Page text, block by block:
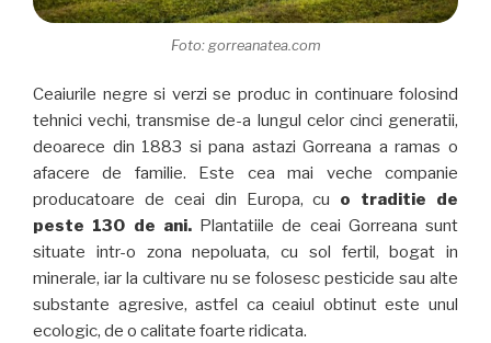
Foto: gorreanatea.com
Ceaiurile negre si verzi se produc in continuare folosind
tehnici vechi, transmise de-a lungul celor cinci generatii,
deoarece din 1883 si pana astazi Gorreana a ramas o
afacere de familie. Este cea mai veche companie
producatoare de ceai din Europa, cu o traditie de
peste 130 de ani.Plantatiile de ceai Gorreana sunt
situate intr-o zona nepoluata, cu sol fertil, bogat in
minerale, iar la cultivare nu se folosesc pesticide sau alte
substante agresive, astfel ca ceaiul obtinut este unul
ecologic, de o calitate foarte ridicata.